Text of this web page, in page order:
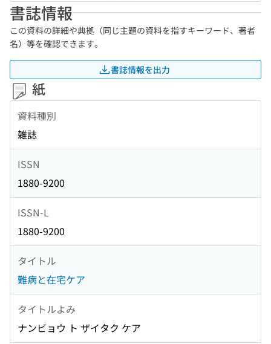
書誌情報
この資料の詳細や典拠（同じ主題の資料を指すキーワード、著者
名）等を確認できます。
書誌情報を出力
紙
資料種別
雑誌
ISSN
1880-9200
ISSN-L
1880-9200
タイトル
難病と在宅ケア
タイトルよみ
ナンビョウ ト ザイタク ケア